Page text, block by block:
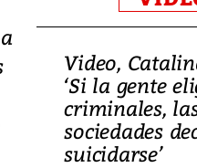
Video,
‘Si la gente
criminales,
sociedades
suicidarse’